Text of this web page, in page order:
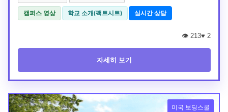
캠퍼스 영상 학교 소개(팩트시트) 실시간 상담
👁️ 213♥ 2
자세히 보기
미국 보딩스쿨